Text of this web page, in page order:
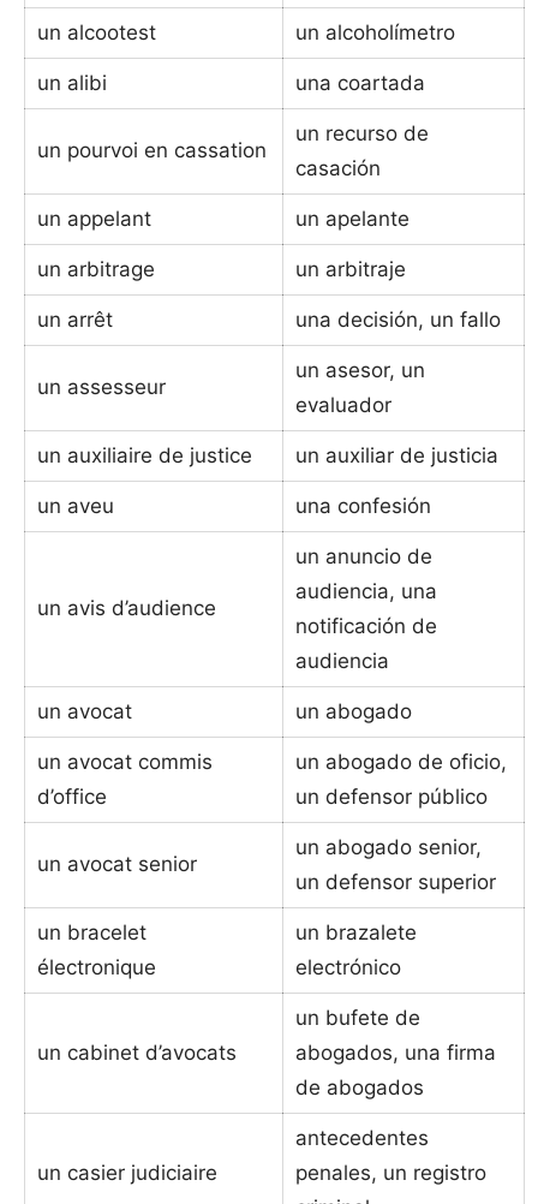
un alcootest un alcoholímetro
un alibi una coartada
un pourvoi en cassation
un recurso de
casación
un appelant un apelante
un arbitrage un arbitraje
un arrêt una decisión, un fallo
un assesseur
un asesor, un
evaluador
un auxiliaire de justice un auxiliar de justicia
un aveu una confesión
un avis d’audience
un anuncio de
audiencia, una
notificación de
audiencia
un avocat un abogado
un avocat commis
d’office
un abogado de oficio,
un defensor público
un avocat senior
un abogado senior,
un defensor superior
un bracelet
électronique
un brazalete
electrónico
un cabinet d’avocats
un bufete de
abogados, una firma
de abogados
un casier judiciaire
antecedentes
penales, un registro